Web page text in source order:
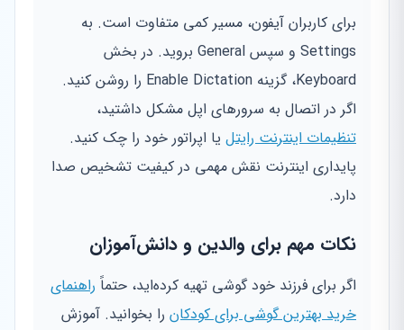
برای کاربران آیفون، مسیر کمی متفاوت است. به
Settings و سپس General بروید. در بخش
Keyboard، گزینه Enable Dictation را روشن کنید.
اگر در اتصال به سرورهای اپل مشکل داشتید،
تنظیمات اینترنت رایتل یا اپراتور خود را چک کنید.
پایداری اینترنت نقش مهمی در کیفیت تشخیص صدا
دارد.
نکات مهم برای والدین و دانش‌آموزان
اگر برای فرزند خود گوشی تهیه کرده‌اید، حتماً راهنمای
خرید بهترین گوشی برای کودکان را بخوانید. آموزش